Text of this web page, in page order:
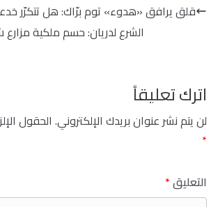
قلق يرافق «هدوء» توم برّاك: هل تتكرّر
الشرع لدريان: حسم ملكية مزارع
اترك تعليقاً
لن يتم نشر عنوان بريدك الإلكتروني. الحقول
*
التعليق*